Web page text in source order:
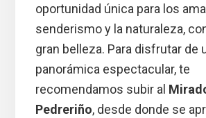
oportunidad única para los
senderismo y la naturaleza,
gran belleza. Para disfrutar de
panorámica espectacular, te
recomendamos subir al
Pedreriño, desde donde se